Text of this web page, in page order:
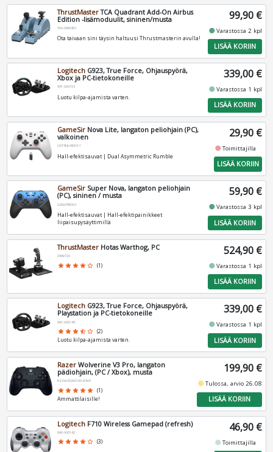
ThrustMasterTCA Quadrant Add-On Airbus
Edition -lisämoduulit, sininen/musta
TM-2960853
Ota taivaan sini täysin haltuusi Thrustmasterin avulla!
99,90 €
fiber_manual_recordVarastossa 2 kpl
LISÄÄ KORIIN
Logitech G923, True Force, Ohjauspyörä,
Xbox ja PC-tietokoneille
941-000158
Luotu kilpa-ajamista varten.
339,00 €
fiber_manual_recordVarastossa 1 kpl
LISÄÄ KORIIN
GameSir Nova Lite, langaton peliohjain (PC),
valkoinen
GST4NLW003-1
Hall-efektisauvat | Dual Asymmetric Rumble
29,90 €
fiber_manual_recordToimittajilla
LISÄÄ KORIIN
GameSir Super Nova, langaton peliohjain
(PC), sininen / musta
GSNVPB003
Hall-efektisauvat | Hall-efektipainikkeet
liipaisupysäyttimillä
59,90 €
fiber_manual_recordVarastossa 3 kpl
LISÄÄ KORIIN
ThrustMaster Hotas Warthog, PC
2960720
star star star star star_border (1)
524,90 €
fiber_manual_recordVarastossa 1 kpl
LISÄÄ KORIIN
Logitech G923, True Force, Ohjauspyörä,
Playstation ja PC-tietokoneille
941-000149
star star star star_half star_border (2)
Luotu kilpa-ajamista varten.
339,00 €
fiber_manual_recordVarastossa 1 kpl
LISÄÄ KORIIN
Razer Wolverine V3 Pro, langaton
pädiohjain, (PC / Xbox), musta
RZ06-05200100-R3M1
star star star star star (1)
Ammattilaisille!
199,90 €
fiber_manual_recordTulossa, arvio 26.08
LISÄÄ KORIIN
Logitech F710 Wireless Gamepad (refresh)
940-000142
star star star star star_border (3)
46,90 €
fiber_manual_recordToimittajilla